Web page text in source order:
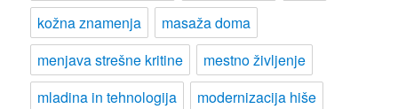
kožna znamenja
masaža doma
menjava strešne kritine
mestno življenje
mladina in tehnologija
modernizacija hiše